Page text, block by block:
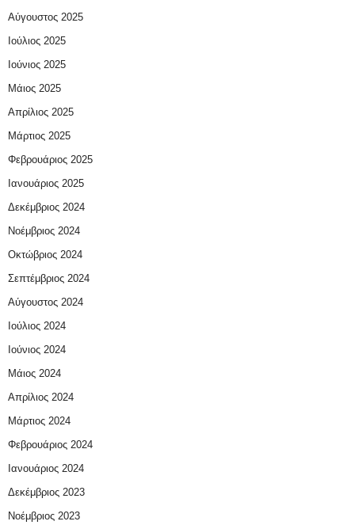
Αύγουστος 2025
Ιούλιος 2025
Ιούνιος 2025
Μάιος 2025
Απρίλιος 2025
Μάρτιος 2025
Φεβρουάριος 2025
Ιανουάριος 2025
Δεκέμβριος 2024
Νοέμβριος 2024
Οκτώβριος 2024
Σεπτέμβριος 2024
Αύγουστος 2024
Ιούλιος 2024
Ιούνιος 2024
Μάιος 2024
Απρίλιος 2024
Μάρτιος 2024
Φεβρουάριος 2024
Ιανουάριος 2024
Δεκέμβριος 2023
Νοέμβριος 2023